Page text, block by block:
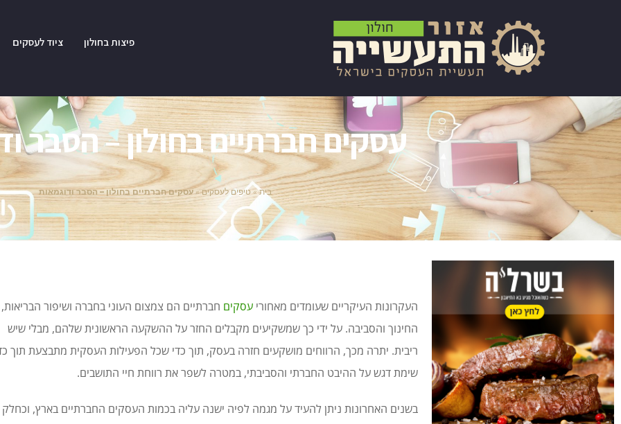
פיצות בחולון ציוד לעסקים
עסקים חברתיים בחולון – הסבר
בית»טיפים לעסקים»עסקים חברתיים בחולון – הסבר ודוגמאות
העקרונות העיקריים שעומדים מאחורי עסקים חברתיים הם צמצום העוני בחברה ושיפור הבריאות,
החינוך והסביבה. על ידי כך שמשקיעים מקבלים החזר על ההשקעה הראשונית שלהם, מבלי שיש
ריבית. יתרה מכך, הרווחים מושקעים חזרה בעסק, תוך כדי שכל הפעילות העסקית מתבצעת תוך
שימת דגש על ההיבט החברתי והסביבתי, במטרה לשפר את רווחת חיי התושבים.
בשנים האחרונות ניתן להעיד על מגמה לפיה ישנה עליה בכמות העסקים החברתיים בארץ, וכחלק